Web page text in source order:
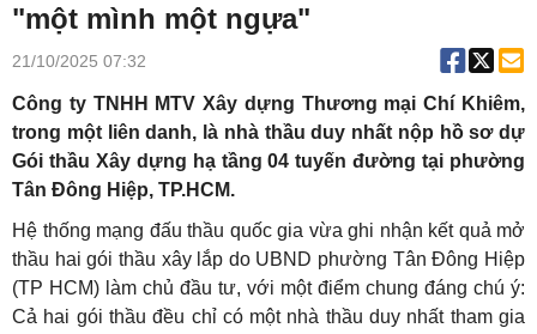
"một mình một ngựa"
21/10/2025 07:32
Công ty TNHH MTV Xây dựng Thương mại Chí Khiêm,
trong một liên danh, là nhà thầu duy nhất nộp hồ sơ dự
Gói thầu Xây dựng hạ tầng 04 tuyến đường tại phường
Tân Đông Hiệp, TP.HCM.
Hệ thống mạng đấu thầu quốc gia vừa ghi nhận kết quả mở
thầu hai gói thầu xây lắp do UBND phường Tân Đông Hiệp
(TP HCM) làm chủ đầu tư, với một điểm chung đáng chú ý:
Cả hai gói thầu đều chỉ có một nhà thầu duy nhất tham gia